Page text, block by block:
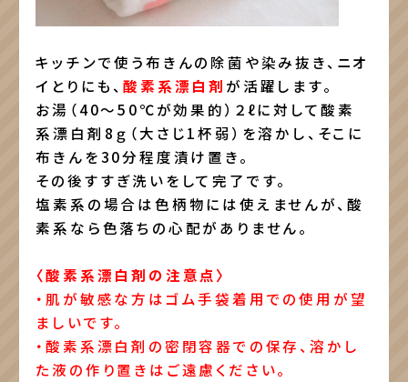
キッチンで使う布きんの除菌や染み抜き、ニオ
イとりにも、酸素系漂白剤 が活躍します。
お湯（40～50℃が効果的）２ℓに対して酸素
系漂白剤8ｇ（大さじ1杯弱）を溶かし、そこに
布きんを30分程度漬け置き。
その後すすぎ洗いをして完了です。
塩素系の場合は色柄物には使えませんが、酸
素系なら色落ちの心配がありません。
〈酸素系漂白剤の注意点〉
・肌が敏感な方はゴム手袋着用での使用が望
ましいです。
・酸素系漂白剤の密閉容器での保存、溶かし
た液の作り置きはご遠慮ください。